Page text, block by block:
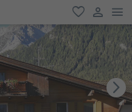
favorit
user link